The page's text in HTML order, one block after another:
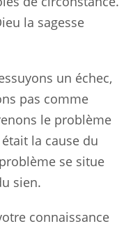
la sagesse
un échec,
pas comme
le problème
la cause du
se situe
sien.
connaissance